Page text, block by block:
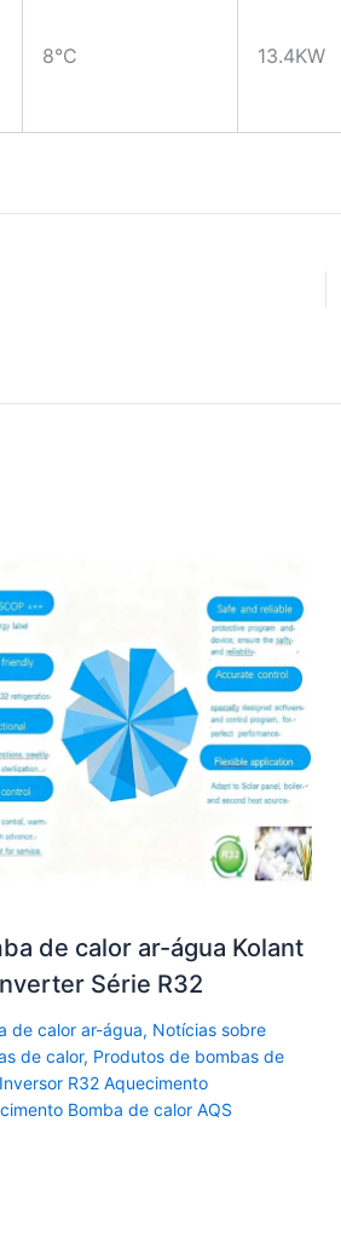
8°C 13.4KW
de calor ar-água Kolant
Série R32
de calor ar-água, Notícias sobre
de calor, Produtos de bombas de
Inversor R32 Aquecimento
Bomba de calor AQS